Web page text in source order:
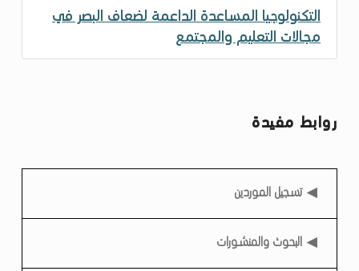
التكنولوجيا المساعدة الداعمة لضعاف البصر في
مجالات التعليم والمجتمع
روابط مفيدة
روابط مفيدة
تسجيل الموردين
البحوث والمنشورات